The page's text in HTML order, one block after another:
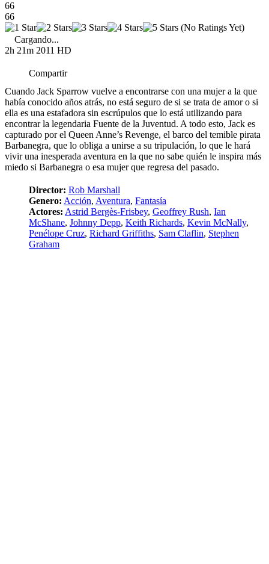
66
66
(No Ratings Yet)
Cargando...
2h 21m 2011 HD
Compartir
Cuando Jack Sparrow vuelve a encontrarse con una mujer a la que
había conocido años atrás, no está seguro de si se trata de amor o si
ella es una estafadora sin escrúpulos que lo está utilizando para
encontrar la legendaria Fuente de la Juventud. A todo esto, Jack es
capturado por el Queen Anne’s Revenge, el barco del temible pirata
Barbanegra, que lo obliga a unirse a su tripulación, lo que le hará
vivir una inesperada aventura en la que no sabe quién le inspira más
miedo si Barbanegra o esa mujer que regresa del pasado.
Director: Rob Marshall
Genero: Acción, Aventura, Fantasía
Actores: Astrid Bergès-Frisbey, Geoffrey Rush, Ian
McShane, Johnny Depp, Keith Richards, Kevin McNally,
Penélope Cruz, Richard Griffiths, Sam Claflin, Stephen
Graham